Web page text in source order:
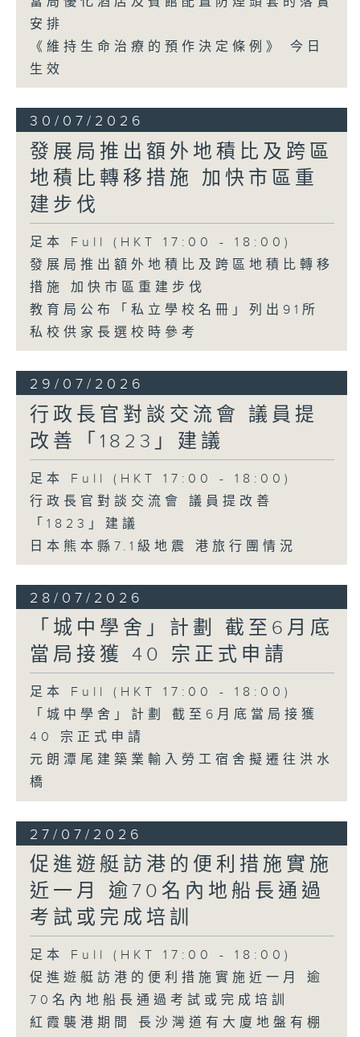
安排
《維持生命治療的預作決定條例》 今日
生效
30/07/2026
發展局推出額外地積比及跨區
地積比轉移措施 加快市區重
建步伐
足本 Full (HKT 17:00 - 18:00)
發展局推出額外地積比及跨區地積比轉移
措施 加快市區重建步伐
教育局公布「私立學校名冊」列出91所
私校供家長選校時參考
29/07/2026
行政長官對談交流會 議員提
改善「1823」建議
足本 Full (HKT 17:00 - 18:00)
行政長官對談交流會 議員提改善
「1823」建議
日本熊本縣7.1級地震 港旅行團情況
28/07/2026
「城中學舍」計劃 截至6月底
當局接獲 40 宗正式申請
足本 Full (HKT 17:00 - 18:00)
「城中學舍」計劃 截至6月底當局接獲
40 宗正式申請
元朗潭尾建築業輸入勞工宿舍擬遷往洪水
橋
27/07/2026
促進遊艇訪港的便利措施實施
近一月 逾70名內地船長通過
考試或完成培訓
足本 Full (HKT 17:00 - 18:00)
促進遊艇訪港的便利措施實施近一月 逾
70名內地船長通過考試或完成培訓
紅霞襲港期間 長沙灣道有大廈地盤有棚